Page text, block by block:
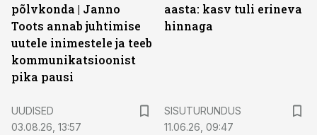
põlvkonda | Janno
Toots annab juhtimise
uutele inimestele ja teeb
kommunikatsioonist
pika pausi
aasta: kasv tuli erineva
hinnaga
UUDISED
03.08.26, 13:57
SISUTURUNDUS
11.06.26, 09:47